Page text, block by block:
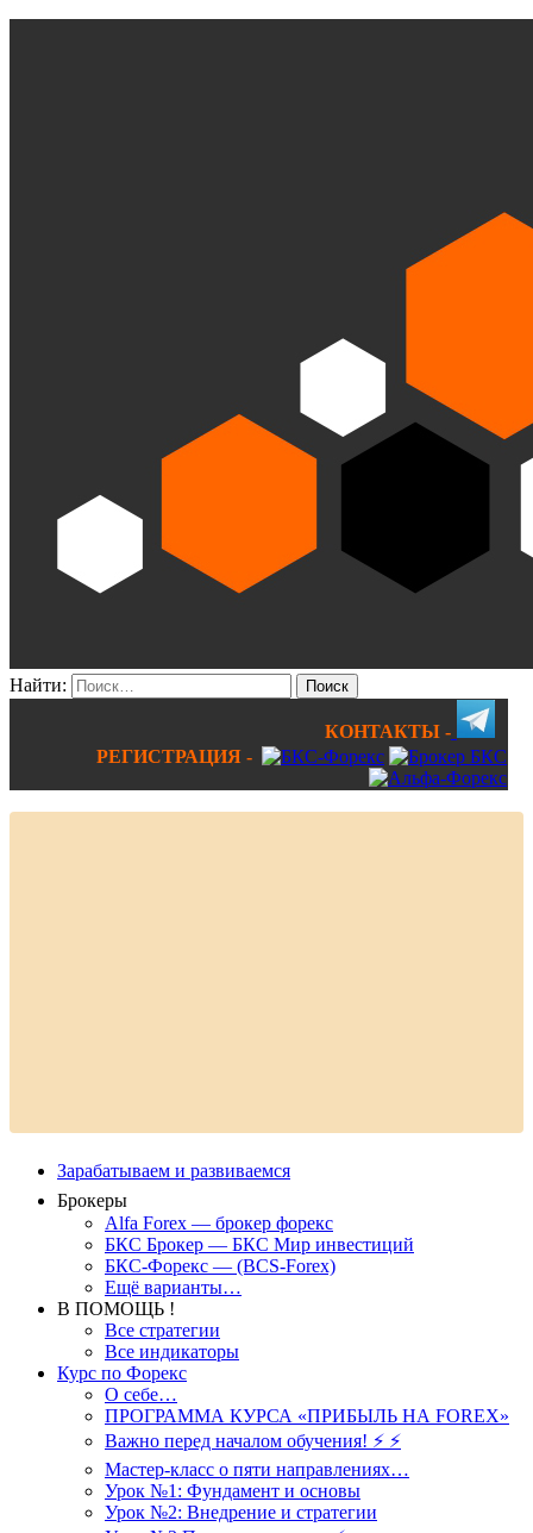
Найти:
КОНТАКТЫ -
РЕГИСТРАЦИЯ -
Зарабатываем и развиваемся
Брокеры
Alfa Forex — брокер форекс
БКС Брокер — БКС Мир инвестиций
БКС-Форекс — (BCS-Forex)
Ещё варианты…
В ПОМОЩЬ !
Все стратегии
Все индикаторы
Курс по Форекс
О себе…
ПРОГРАММА КУРСА «ПРИБЫЛЬ НА FOREX»
Важно перед началом обучения! ⚡ ⚡
Мастер-класс о пяти направлениях…
Урок №1: Фундамент и основы
Урок №2: Внедрение и стратегии